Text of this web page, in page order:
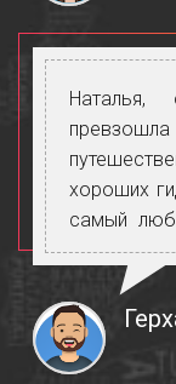
хороших
самый
дала нам,
свою
Спасибо!